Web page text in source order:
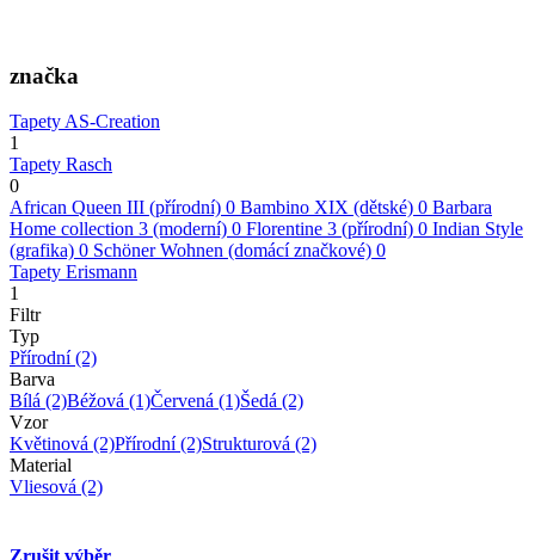
značka
Tapety AS-Creation
1
Tapety Rasch
0
African Queen III (přírodní) 0 Bambino XIX (dětské) 0 Barbara
Home collection 3 (moderní) 0 Florentine 3 (přírodní) 0 Indian Style
(grafika) 0 Schöner Wohnen (domácí značkové) 0
Tapety Erismann
1
Filtr
Typ
Přírodní(2)
Barva
Bílá (2)Béžová (1)Červená (1)Šedá (2)
Vzor
Květinová (2)Přírodní(2)Strukturová (2)
Material
Vliesová (2)
Zrušit výběr